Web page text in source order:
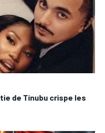
de Tinubu crispe les